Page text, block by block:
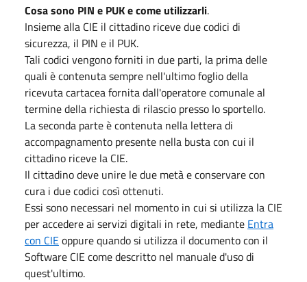
Cosa sono PIN e PUK e come utilizzarli.
Insieme alla CIE il cittadino riceve due codici di
sicurezza, il PIN e il PUK.
Tali codici vengono forniti in due parti, la prima delle
quali è contenuta sempre nell'ultimo foglio della
ricevuta cartacea fornita dall'operatore comunale al
termine della richiesta di rilascio presso lo sportello.
La seconda parte è contenuta nella lettera di
accompagnamento presente nella busta con cui il
cittadino riceve la CIE.
Il cittadino deve unire le due metà e conservare con
cura i due codici così ottenuti.
Essi sono necessari nel momento in cui si utilizza la CIE
per accedere ai servizi digitali in rete, mediante Entra
con CIEoppure quando si utilizza il documento con il
Software CIE come descritto nel manuale d'uso di
quest'ultimo.